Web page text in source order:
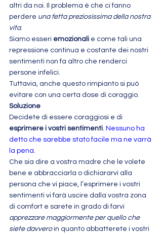
altri da noi. Il problema è che ci fanno
perdere una fetta preziosissima della nostra
vita.
Siamo esseri emozionali e come tali una
repressione continua e costante dei nostri
sentimenti non fa altro che renderci
persone infelici.
Tuttavia, anche questo rimpianto si può
evitare con una certa dose di coraggio.
Soluzione
Decidete di essere coraggiosi e di
esprimere i vostri sentimenti. Nessuno ha
detto che sarebbe stato facile ma ne varrà
la pena.
Che sia dire a vostra madre che le volete
bene e abbracciarla o dichiararvi alla
persona che vi piace, l’esprimere i vostri
sentimenti vi farà uscire dalla vostra zona
di comfort e sarete in grado di farvi
apprezzare maggiormente per quello che
siete davvero in quanto abbatterete i vostri